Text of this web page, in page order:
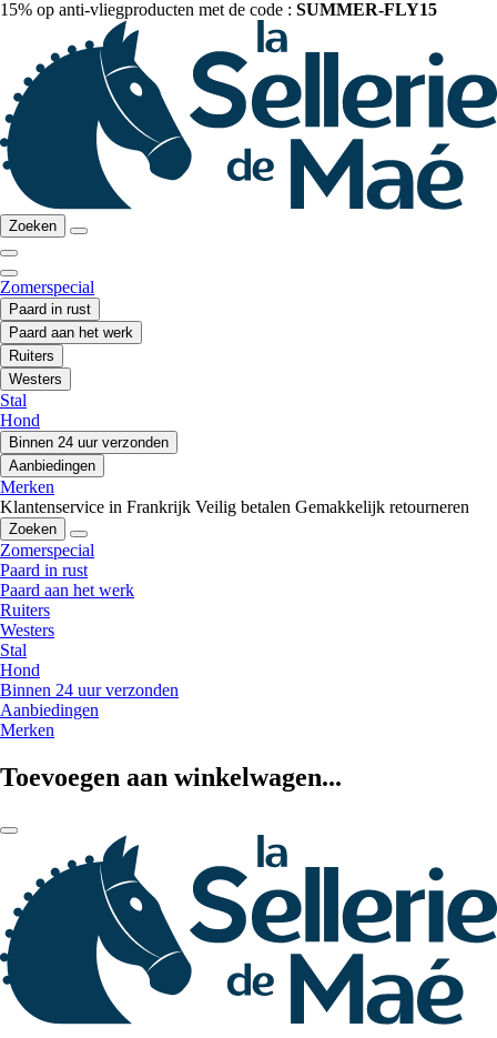
15% op anti-vliegproducten met de code : SUMMER-FLY15
Zoeken
Zomerspecial
Paard in rust
Paard aan het werk
Ruiters
Westers
Stal
Hond
Binnen 24 uur verzonden
Aanbiedingen
Merken
Klantenservice in Frankrijk Veilig betalen Gemakkelijk retourneren
Zoeken
Zomerspecial
Paard in rust
Paard aan het werk
Ruiters
Westers
Stal
Hond
Binnen 24 uur verzonden
Aanbiedingen
Merken
Toevoegen aan winkelwagen...